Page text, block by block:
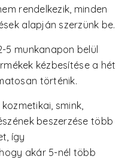
rendelkezik, minden
alapján szerzünk be.
5 munkanapon belül
kézbesítése a hét
történik.
smink,
beszerzése több
így
akár 5-nél több